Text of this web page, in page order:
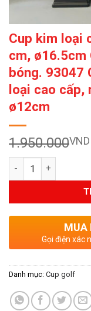
Cup kim loại
cm, ø16.5cm
bóng. 93047
loại cao cấp,
ø12cm
1.950.000VND
Số lượng
MUA
Gọi điện xác
Danh mục: Cup golf